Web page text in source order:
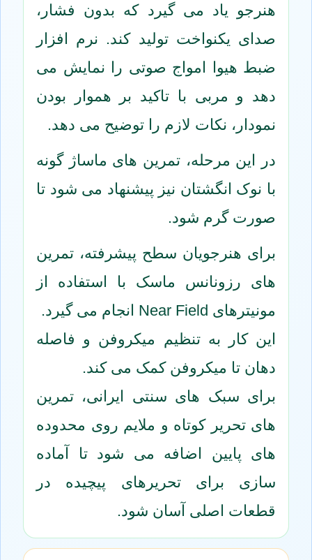
هنرجو یاد می گیرد که بدون فشار،
صدای یکنواخت تولید کند. نرم افزار
ضبط هیوا امواج صوتی را نمایش می
دهد و مربی با تاکید بر هموار بودن
نمودار، نکات لازم را توضیح می دهد.
در این مرحله، تمرین های ماساژ گونه
با نوک انگشتان نیز پیشنهاد می شود تا
صورت گرم شود.
برای هنرجویان سطح پیشرفته، تمرین
های رزونانس ماسک با استفاده از
مونیترهای Near Field انجام می گیرد.
این کار به تنظیم میکروفن و فاصله
دهان تا میکروفن کمک می کند.
برای سبک های سنتی ایرانی، تمرین
های تحریر کوتاه و ملایم روی محدوده
های پایین اضافه می شود تا آماده
سازی برای تحریرهای پیچیده در
قطعات اصلی آسان شود.